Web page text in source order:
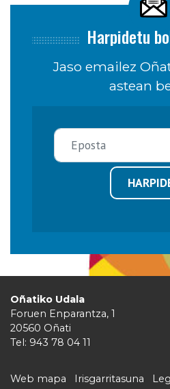
Harpidetu
Jaso emailez
astean
Oñatiko Udala
Foruen Enparantza, 1
20560 Oñati
Tel: 943 78 04 11
Web mapa Irisgarritasuna